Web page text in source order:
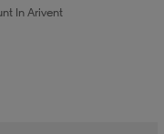
In Arivent